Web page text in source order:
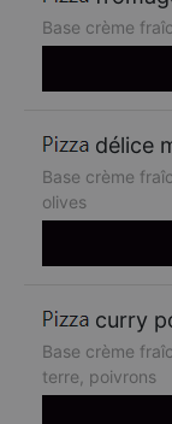
Base crème
délice
Base crème
olives
curry
Base crème
terre, poivrons